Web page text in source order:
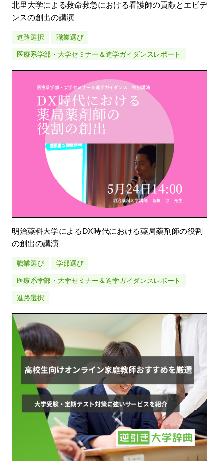
北里大学による救命救急における看護師の貢献とエビデ
ンスの創出の講演
進路選択 職業選び
医療系学部・大学セミナー＆進学ガイダンスレポート
明治薬科大学によるDX時代における薬局薬剤師の役割
の創出の講演
職業選び 学部選び
医療系学部・大学セミナー＆進学ガイダンスレポート
進路選択